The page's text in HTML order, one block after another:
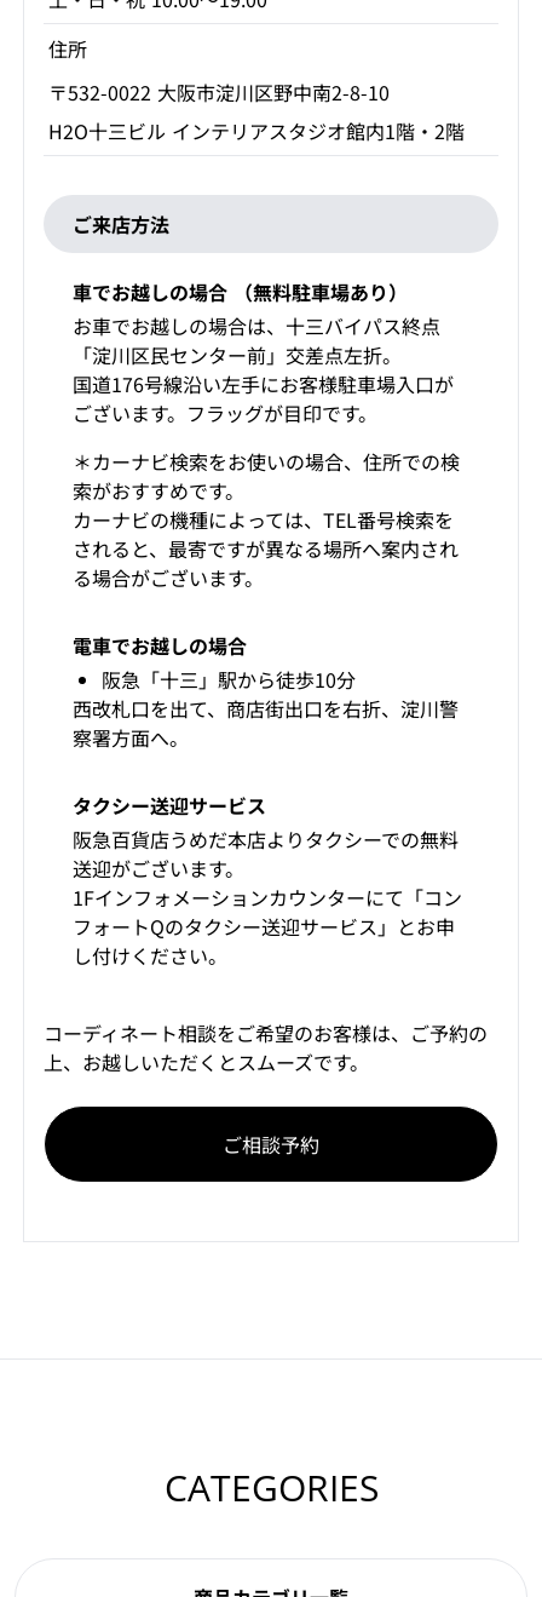
住所
〒532-0022 大阪市淀川区野中南2-8-10
H2O十三ビル インテリアスタジオ館内1階・2階
ご来店方法
車でお越しの場合 （無料駐車場あり）
お車でお越しの場合は、十三バイパス終点
「淀川区民センター前」交差点左折。
国道176号線沿い左手にお客様駐車場入口が
ございます。フラッグが目印です。
＊カーナビ検索をお使いの場合、住所での検
索がおすすめです。
カーナビの機種によっては、TEL番号検索を
されると、最寄ですが異なる場所へ案内され
る場合がございます。
電車でお越しの場合
阪急「十三」駅から徒歩10分
西改札口を出て、商店街出口を右折、淀川警
察署方面へ。
タクシー送迎サービス
阪急百貨店うめだ本店よりタクシーでの無料
送迎がございます。
1Fインフォメーションカウンターにて「コン
フォートQのタクシー送迎サービス」とお申
し付けください。
コーディネート相談をご希望のお客様は、ご予約の
上、お越しいただくとスムーズです。
ご相談予約
CATEGORIES